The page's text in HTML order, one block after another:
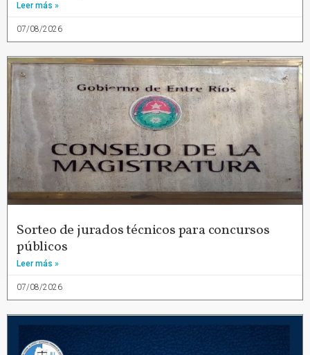
Leer más »
07/08/2026
Sorteo de jurados técnicos para concursos
públicos
Leer más »
07/08/2026